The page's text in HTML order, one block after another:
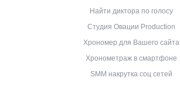
Найти диктора по голосу
Студия Овации Production
Хрономер для Вашего сайта
Хронометраж в смартфоне
SMM накрутка соц сетей